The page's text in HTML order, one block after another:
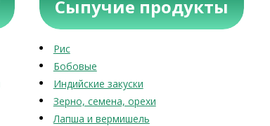
Сыпучие продукты
Рис
Бобовые
Индийские закуски
Зерно, семена, орехи
Лапша и вермишель